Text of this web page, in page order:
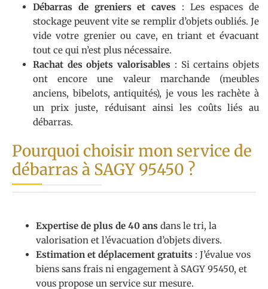
Débarras de greniers et caves : Les espaces de
stockage peuvent vite se remplir d’objets oubliés. Je
vide votre grenier ou cave, en triant et évacuant
tout ce qui n’est plus nécessaire.
Rachat des objets valorisables : Si certains objets
ont encore une valeur marchande (meubles
anciens, bibelots, antiquités), je vous les rachète à
un prix juste, réduisant ainsi les coûts liés au
débarras.
Pourquoi choisir mon service de
débarras à SAGY 95450 ?
Expertise de plus de 40 ans dans le tri, la
valorisation et l’évacuation d’objets divers.
Estimation et déplacement gratuits : J’évalue vos
biens sans frais ni engagement à SAGY 95450, et
vous propose un service sur mesure.